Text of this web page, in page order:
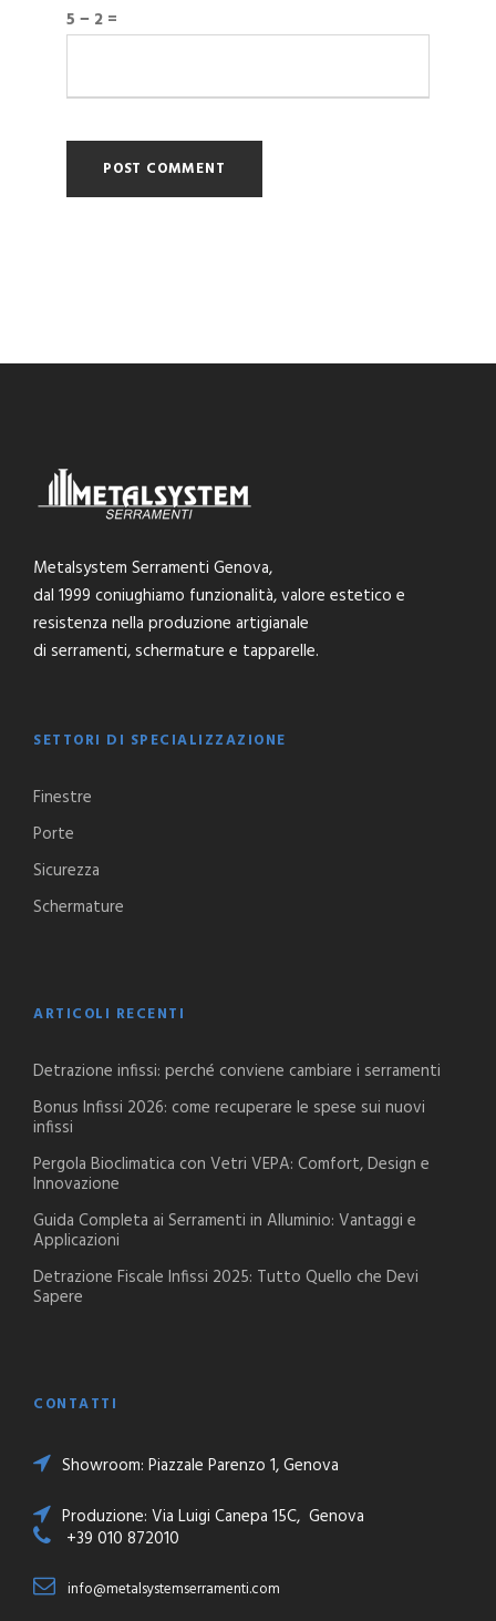
5 − 2 =
Metalsystem Serramenti Genova,
dal 1999 coniughiamo funzionalità, valore estetico e
resistenza nella produzione artigianale
di serramenti, schermature e tapparelle.
SETTORI DI SPECIALIZZAZIONE
Finestre
Porte
Sicurezza
Schermature
ARTICOLI RECENTI
Detrazione infissi: perché conviene cambiare i serramenti
Bonus Infissi 2026: come recuperare le spese sui nuovi
infissi
Pergola Bioclimatica con Vetri VEPA: Comfort, Design e
Innovazione
Guida Completa ai Serramenti in Alluminio: Vantaggi e
Applicazioni
Detrazione Fiscale Infissi 2025: Tutto Quello che Devi
Sapere
CONTATTI
Showroom: Piazzale Parenzo 1, Genova
Produzione: Via Luigi Canepa 15C, Genova
+39 010 872010
info@metalsystemserramenti.com